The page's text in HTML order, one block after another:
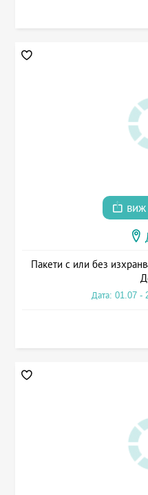
виж
Пакети с или без
Дата: 01.07 -